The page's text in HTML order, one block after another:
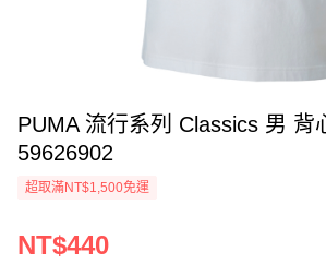
PUMA 流行系列 Classics 男 背
59626902
超取滿NT$1,500免運
NT$440